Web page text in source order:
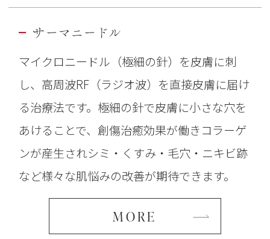
サーマニードル
マイクロニードル（極細の針）を皮膚に刺
し、高周波RF（ラジオ波）を直接皮膚に届け
る治療法です。極細の針で皮膚に小さな穴を
あけることで、創傷治癒効果が働きコラーゲ
ンが産生されシミ・くすみ・毛穴・ニキビ跡
など様々な肌悩みの改善が期待できます。
MORE